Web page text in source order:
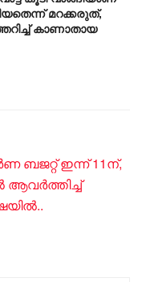
മറക്കരുത്,
കാണാതായ
ബജറ്റ് ഇന്ന് 11ന്,
ആവർത്തിച്ച്